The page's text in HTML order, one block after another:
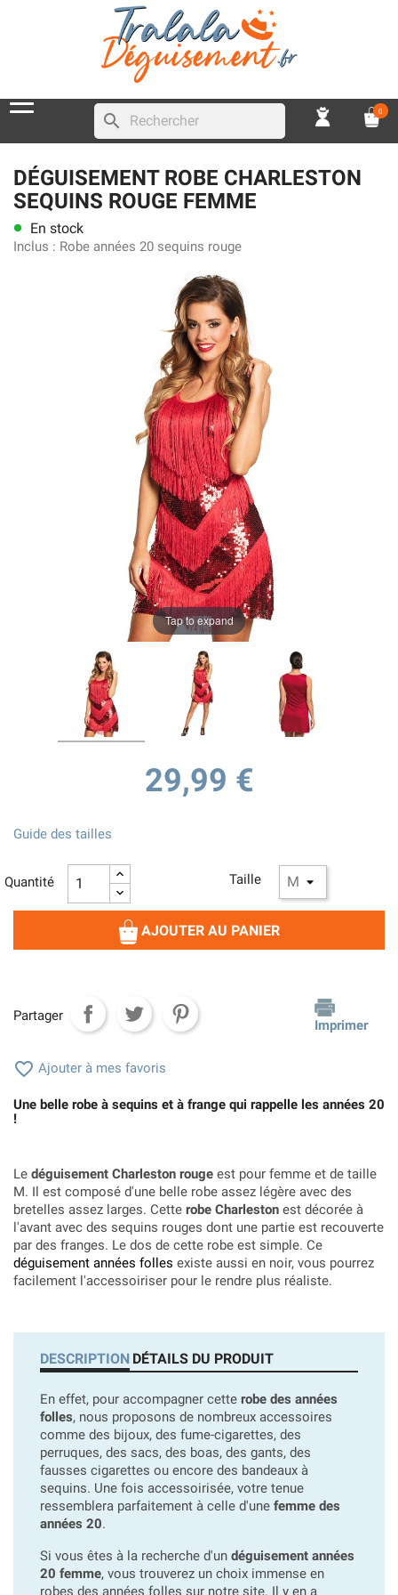
search 0
DÉGUISEMENT ROBE CHARLESTON
SEQUINS ROUGE FEMME
lens En stock
Inclus : Robe années 20 sequins rouge
Tap to expand
29,99 €
Taille
Guide des tailles
Quantité
AJOUTER AU PANIER
Partager
Imprimer
 Ajouter à mes favoris
Une belle robe à sequins et à frange qui rappelle les années 20
!
Le déguisement Charleston rouge est pour femme et de taille
M. Il est composé d'une belle robe assez légère avec des
bretelles assez larges. Cette robe Charleston est décorée à
l'avant avec des sequins rouges dont une partie est recouverte
par des franges. Le dos de cette robe est simple. Ce
déguisement années folles existe aussi en noir, vous pourrez
facilement l'accessoiriser pour le rendre plus réaliste.
DESCRIPTION DÉTAILS DU PRODUIT
En effet, pour accompagner cette robe des années
folles, nous proposons de nombreux accessoires
comme des bijoux, des fume-cigarettes, des
perruques, des sacs, des boas, des gants, des
fausses cigarettes ou encore des bandeaux à
sequins. Une fois accessoirisée, votre tenue
ressemblera parfaitement à celle d'une femme des
années 20.
Si vous êtes à la recherche d'un déguisement années
20 femme, vous trouverez un choix immense en
robes des années folles sur notre site. Il y en a